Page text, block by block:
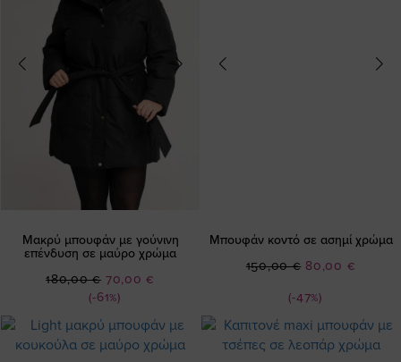
Μακρύ μπουφάν με γούνινη
επένδυση σε μαύρο χρώμα
(-61%)
Ειδική
Τιμή
70,00 €
180,00 €
Μπουφάν κοντό σε ασημί χρώμα
(-47%)
Ειδική
80,00 €
150,00 €